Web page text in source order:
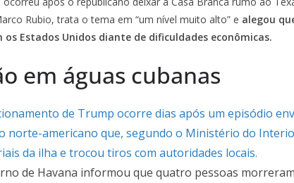
Rubio, trata o tema em “um nível muito alto” e alegou
os Estados Unidos diante de dificuldades econômicas.
em águas cubanas
de Trump ocorre dias após um episódio
norte-americano que, segundo o Ministério do
da ilha e trocou tiros com autoridades locais.
de Havana informou que quatro pessoas